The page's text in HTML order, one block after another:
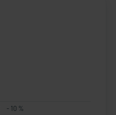
- 10 %